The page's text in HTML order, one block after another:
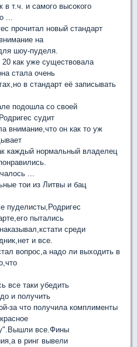
в т.ч. и самого высокого
...
прочитал новый стандарт
на
шоу-пуделя.
как уже существовала
стала очень
в стандарт её записывать
подошла со своей
судит
внимание,что он как то уж
каждый нормальный владелец
...
тои из Литвы и бац
пуделисты,Родригес
пытались
среди
и все.
вопрос,а надо ли выходить в
все таки убедить
и получить
за что получила комплименты
все.Фины
в ринг вывели